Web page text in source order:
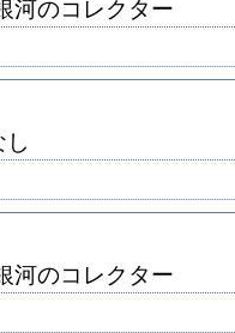
河のコレクター
河のコレクター